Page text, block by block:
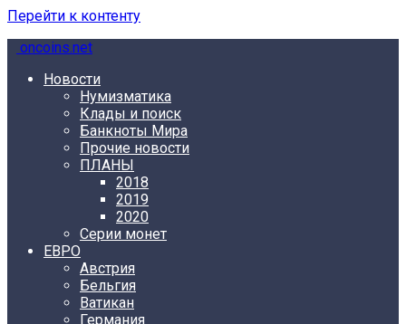
Перейти к контенту
oncoins.net
Новости
Нумизматика
Клады и поиск
Банкноты Мира
Прочие новости
ПЛАНЫ
2018
2019
2020
Серии монет
ЕВРО
Австрия
Бельгия
Ватикан
Германия